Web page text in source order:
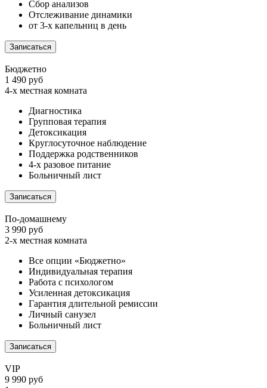
Сбор анализов
Отслеживание динамики
от 3-х капельниц в день
Записаться
Бюджетно
1 490 руб
4-х местная комната
Диагностика
Групповая терапия
Детоксикация
Круглосуточное наблюдение
Поддержка родственников
4-х разовое питание
Больничный лист
Записаться
По-домашнему
3 990 руб
2-х местная комната
Все опции «Бюджетно»
Индивидуальная терапия
Работа с психологом
Усиленная детоксикация
Гарантия длительной ремиссии
Личный санузел
Больничный лист
Записаться
VIP
9 990 руб